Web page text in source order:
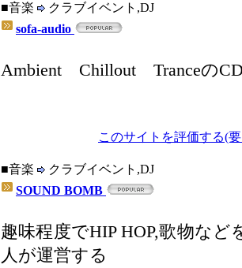
■音楽
クラブイベント,DJ
sofa-audio
Ambient Chillout Tranceの
このサイトを評価する(
■音楽
クラブイベント,DJ
SOUND BOMB
趣味程度でHIP HOP,歌物な
人が運営する